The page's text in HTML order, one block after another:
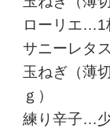
ローリエ…1
サニーレタ
玉ねぎ（薄
ｇ）
練り辛子…